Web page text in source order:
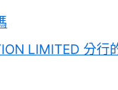
LIMITED 分行